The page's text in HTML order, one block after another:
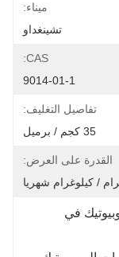
ميناء:
تشينغداو
CAS:
9014-01-1
تفاصيل التغليف:
35 كجم / برميل
القدرة على العرض: